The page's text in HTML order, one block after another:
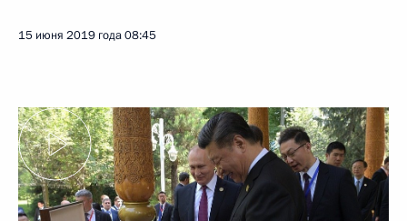
15 июня 2019 года08:45